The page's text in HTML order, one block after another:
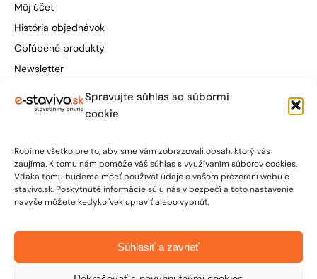
Spravujte súhlas so súbormi
cookie
Robíme všetko pre to, aby sme vám zobrazovali obsah, ktorý vás
zaujíma. K tomu nám pomôže váš súhlas s využívaním súborov cookies.
Vďaka tomu budeme môcť používať údaje o vašom prezeraní webu e-
stavivo.sk. Poskytnuté informácie sú u nás v bezpečí a toto nastavenie
navyše môžete kedykoľvek upraviť alebo vypnúť.
Súhlasiť a zavrieť
Môj účet
História objednávok
Obľúbené produkty
Newsletter
Štúrova 155, 949 01 Nitra
+421 948 906 050
Po-Pia: 7:00 - 15:30
So: 7:00 - 12:00